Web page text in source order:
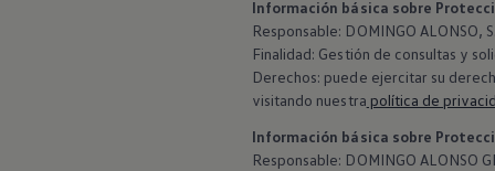
Información básica sobre
Responsable: DOMINGO ALONSO,
Finalidad: Gestión de consultas y
Derechos: puede ejercitar su
visitando nuestra política de
Información básica sobre
‍Responsable: DOMINGO ALONSO